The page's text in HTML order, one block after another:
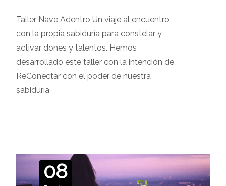
Taller Nave Adentro Un viaje al encuentro
con la propia sabiduría para constelar y
activar dones y talentos. Hemos
desarrollado este taller con la intención de
ReConectar con el poder de nuestra
sabiduría
08